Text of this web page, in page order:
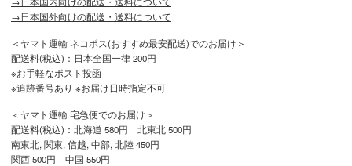
→日本国外向けの配送・送料について
＜ヤマト運輸 ネコポス(おすすめ最安配送)でのお届け＞
配送料(税込)：日本全国一律 200円
※お手軽なポスト投函
※追跡番号あり ※お届け日時指定不可
＜ヤマト運輸 宅急便でのお届け＞
配送料(税込)：北海道 580円 北東北 500円
南東北, 関東, 信越, 中部, 北陸 450円
関西 500円 中国 550円